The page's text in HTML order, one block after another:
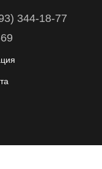
344-18-77